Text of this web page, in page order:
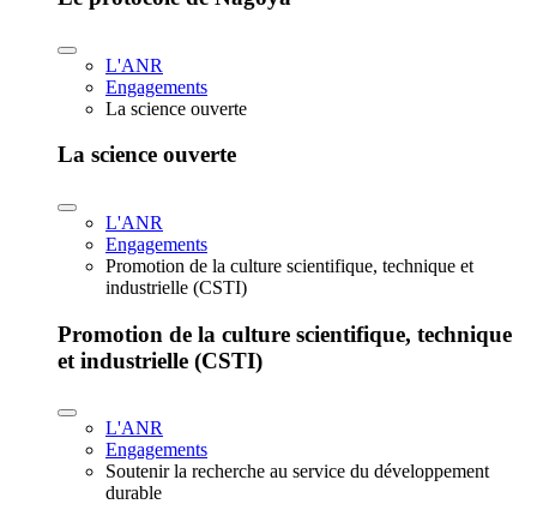
L'ANR
Engagements
La science ouverte
La science ouverte
L'ANR
Engagements
Promotion de la culture scientifique, technique et
industrielle (CSTI)
Promotion de la culture scientifique, technique
et industrielle (CSTI)
L'ANR
Engagements
Soutenir la recherche au service du développement
durable